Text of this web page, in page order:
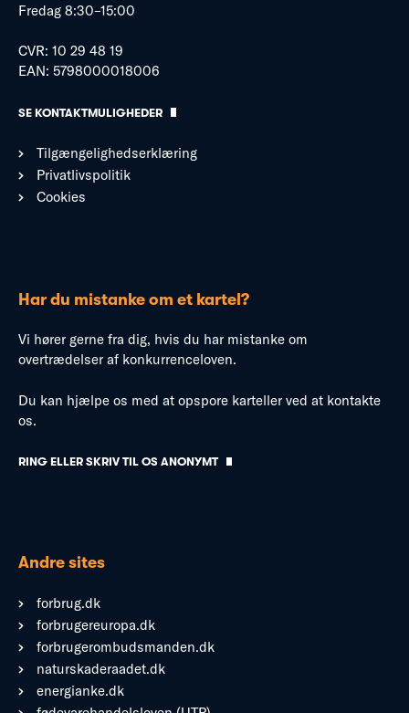
Fredag 8:30–15:00
CVR: 10 29 48 19
EAN: 5798000018006
SE KONTAKTMULIGHEDER
Tilgængelighedserklæring
Privatlivspolitik
Cookies
Har du mistanke om et kartel?
Vi hører gerne fra dig, hvis du har mistanke om
overtrædelser af konkurrenceloven.
Du kan hjælpe os med at opspore karteller ved at kontakte
os.
RING ELLER SKRIV TIL OS ANONYMT
Andre sites
forbrug.dk
forbrugereuropa.dk
forbrugerombudsmanden.dk
naturskaderaadet.dk
energianke.dk